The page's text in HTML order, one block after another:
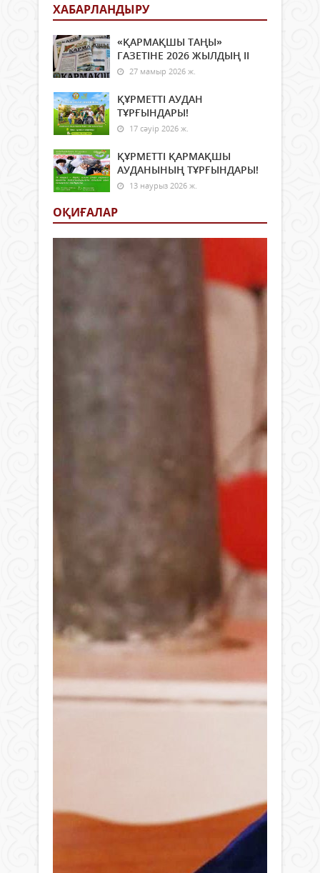
ХАБАРЛАНДЫРУ
«ҚАРМАҚШЫ ТАҢЫ»
ГАЗЕТІНЕ 2026 ЖЫЛДЫҢ ІI
27 мамыр 2026 ж.
ҚҰРМЕТТІ АУДАН
ТҰРҒЫНДАРЫ!
17 сәуір 2026 ж.
ҚҰРМЕТТІ ҚАРМАҚШЫ
АУДАНЫНЫҢ ТҰРҒЫНДАРЫ!
13 наурыз 2026 ж.
ОҚИҒАЛАР